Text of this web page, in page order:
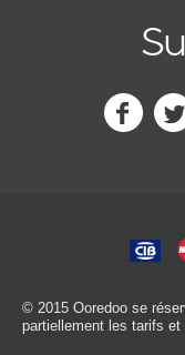
© 2015 Ooredoo se
partiellement les tarifs